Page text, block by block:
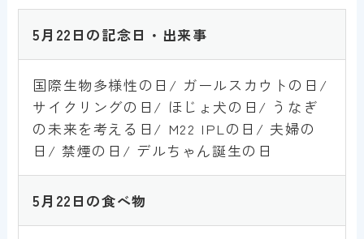
5月22日の記念日・出来事
国際生物多様性の日/ ガールスカウトの日/
サイクリングの日/ ほじょ犬の日/ うなぎ
の未来を考える日/ M22 IPLの日/ 夫婦の
日/ 禁煙の日/ デルちゃん誕生の日
5月 22 日の食べ物